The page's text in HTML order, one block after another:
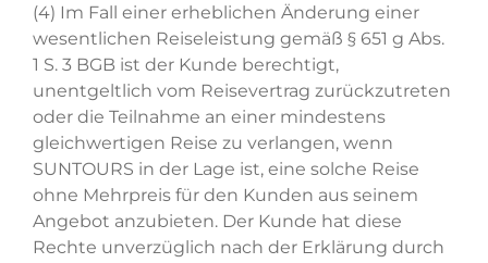
(4) Im Fall einer erheblichen Änderung einer
wesentlichen Reiseleistung gemäß § 651 g Abs.
1 S. 3 BGB ist der Kunde berechtigt,
unentgeltlich vom Reisevertrag zurückzutreten
oder die Teilnahme an einer mindestens
gleichwertigen Reise zu verlangen, wenn
SUNTOURS in der Lage ist, eine solche Reise
ohne Mehrpreis für den Kunden aus seinem
Angebot anzubieten. Der Kunde hat diese
Rechte unverzüglich nach der Erklärung durch